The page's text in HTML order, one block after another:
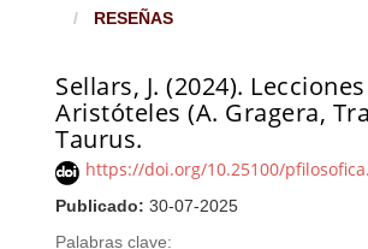
RESEÑAS
Sellars, J. (2024).
Aristóteles (A. Gragera,
Taurus.
https://doi.org/10.25100/
Publicado: 30-07-2025
Palabras clave:
Barra lateral del artículo